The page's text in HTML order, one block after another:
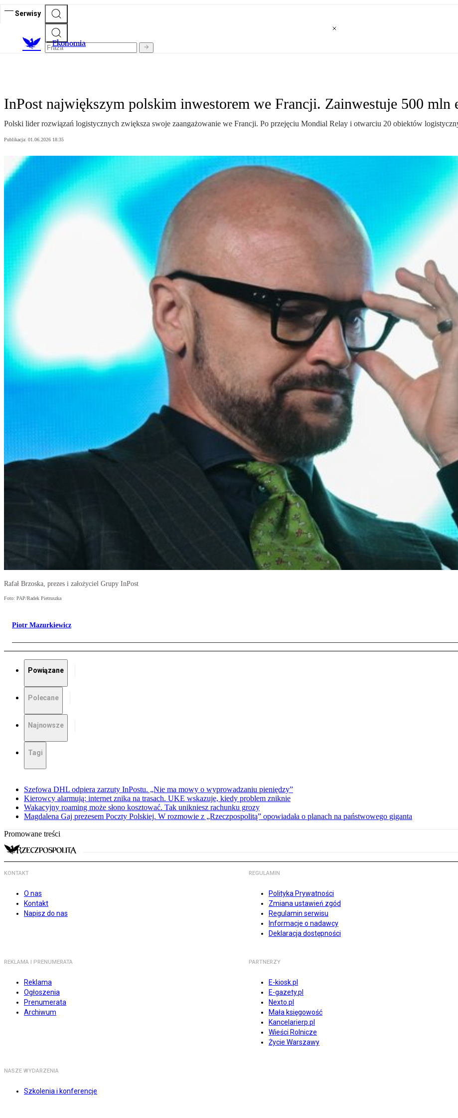
Serwisy
Ekonomia
InPost największym polskim inwestorem we Francji. Zainwestuje 500 mln
Polski lider rozwiązań logistycznych zwiększa swoje zaangażowanie we Francji. Po przejęciu Mondial Relay i otwarciu 20 obiektów
Publikacja: 01.06.2026 18:35
Rafał Brzoska, prezes i założyciel Grupy InPost
Foto: PAP/Radek Pietruszka
Piotr Mazurkiewicz
Powiązane
Polecane
Najnowsze
Tagi
Szefowa DHL odpiera zarzuty InPostu. „Nie ma mowy o wyprowadzaniu pieniędzy”
Kierowcy alarmują: internet znika na trasach. UKE wskazuje, kiedy problem zniknie
Wakacyjny roaming może słono kosztować. Tak unikniesz rachunku grozy
Magdalena Gaj prezesem Poczty Polskiej. W rozmowie z „Rzeczpospolitą” opowiadała o planach na państwowego giganta
Promowane treści
KONTAKT
O nas
Kontakt
Napisz do nas
REGULAMIN
Polityka Prywatności
Zmiana ustawień zgód
Regulamin serwisu
Informacje o nadawcy
Deklaracja dostępności
REKLAMA I PRENUMERATA
Reklama
Ogłoszenia
Prenumerata
Archiwum
PARTNERZY
E-kiosk.pl
E-gazety.pl
Nexto.pl
Mała księgowość
Kancelarierp.pl
Wieści Rolnicze
Życie Warszawy
NASZE WYDARZENIA
Szkolenia i konferencje